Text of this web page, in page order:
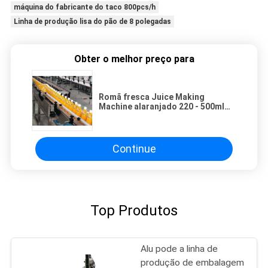
máquina do fabricante do taco 800pcs/h
Linha de produção lisa do pão de 8 polegadas
Obter o melhor preço para
Romã fresca Juice Making
Machine alaranjado 220 - 500ml
Continue
Top Produtos
Alu pode a linha de
produção de embalagem